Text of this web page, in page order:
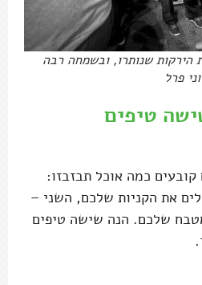
שנותרו, ובשמחה רבה
פרל
טיפים
קובעים כמה אוכל תבזבזו:
את הקניות שלכם, השני –
שלכם. הנה שישה טיפים